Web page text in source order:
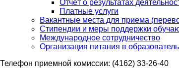
Отчёт о результатах
Платные услуги
Вакантные места для приема
Стипендии и меры поддержки
Международное сотрудничество
Организация питания в
Телефон приемной комиссии: (4162) 33-26-40